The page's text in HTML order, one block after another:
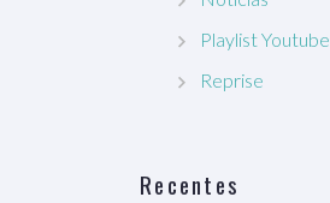
Playlist Youtube
Reprise
Recentes